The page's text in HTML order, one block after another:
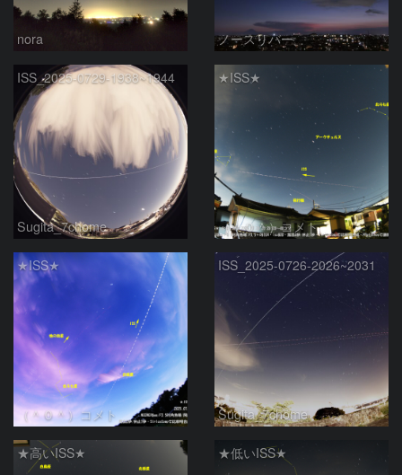
nora ノースリバー
ISS_2025-0729-1938~1944
Sugita_7chome
★ISS★
（＾０＾）コメト
★ISS★
（＾０＾）コメト
ISS_2025-0726-2026~2031
Sugita_7chome
★高いISS★ ★低いISS★